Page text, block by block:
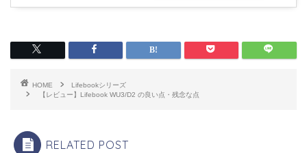
HOME
Lifebookシリーズ
【レビュー】Lifebook WU3/D2 の良い点・残念な点
RELATED POST